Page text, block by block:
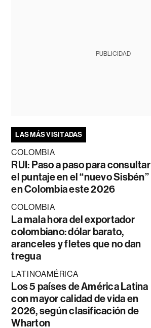
PUBLICIDAD
LAS MÁS VISITADAS
COLOMBIA
RUI: Paso a paso para consultar
el puntaje en el “nuevo Sisbén”
en Colombia este 2026
COLOMBIA
La mala hora del exportador
colombiano: dólar barato,
aranceles y fletes que no dan
tregua
LATINOAMÉRICA
Los 5 países de América Latina
con mayor calidad de vida en
2026, según clasificación de
Wharton